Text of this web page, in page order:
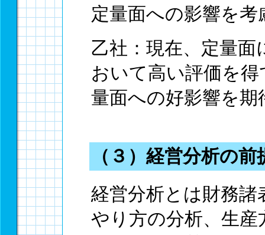
定量面への影響を
乙社：現在、定量
おいて高い評価を
量面への好影響を期
（３）経営分析の前
経営分析とは財務
やり方の分析、生